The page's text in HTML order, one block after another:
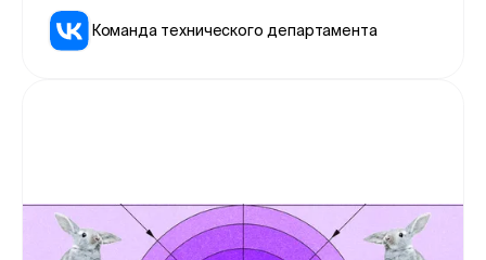
Команда технического департамента